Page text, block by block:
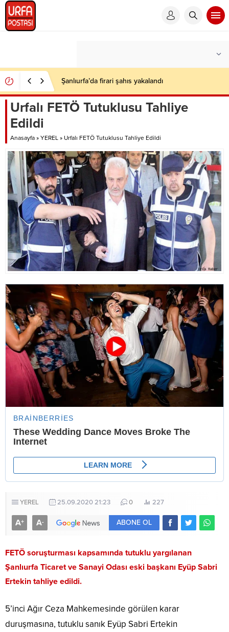
Şanlıurfa’da firari şahıs yakalandı
Urfalı FETÖ Tutuklusu Tahliye
Edildi
Anasayfa » YEREL » Urfalı FETÖ Tutuklusu Tahliye Edildi
YEREL 25.09.2020 21:23 0 227
A+ A- ABONE OL
FETÖ soruşturması kapsamında tutuklu yargılanan
Şanlıurfa Ticaret ve Sanayi Odası eski başkanı Eyüp Sabri
Ertekin tahliye edildi.
5’inci Ağır Ceza Mahkemesinde görülen karar
duruşmasına, tutuklu sanık Eyüp Sabri Ertekin